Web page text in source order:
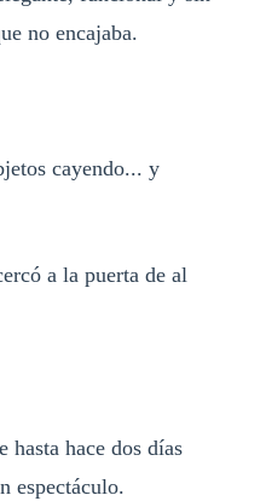
no encajaba.
cayendo... y
a la puerta de al
hace dos días
espectáculo.